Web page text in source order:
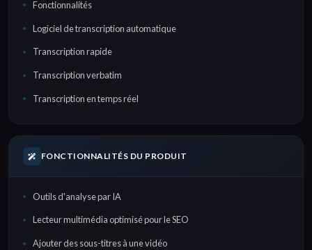
Fonctionnalités
Logiciel de transcription automatique
Transcription rapide
Transcription verbatim
Transcription en temps réel
FONCTIONNALITÉS DU PRODUIT
Outils d'analyse par IA
Lecteur multimédia optimisé pour le SEO
Ajouter des sous-titres à une vidéo